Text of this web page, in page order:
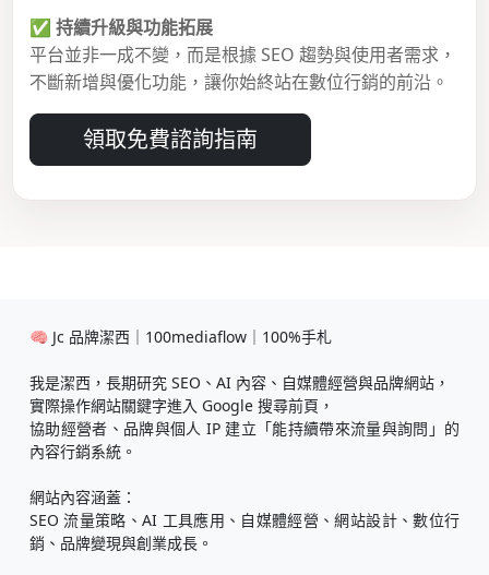
✅ 持續升級與功能拓展
平台並非一成不變，而是根據 SEO 趨勢與使用者需求，
不斷新增與優化功能，讓你始終站在數位行銷的前沿。
領取免費諮詢指南
🧠 Jc 品牌潔西｜100mediaflow｜100%手札
我是潔西，長期研究 SEO、AI 內容、自媒體經營與品牌網站，
實際操作網站關鍵字進入 Google 搜尋前頁，
協助經營者、品牌與個人 IP 建立「能持續帶來流量與詢問」的
內容行銷系統。
網站內容涵蓋：
SEO 流量策略、AI 工具應用、自媒體經營、網站設計、數位行
銷、品牌變現與創業成長。